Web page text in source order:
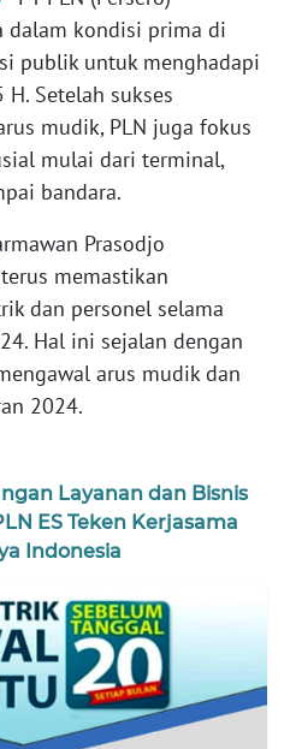
dalam kondisi prima di
publik untuk menghadapi
Setelah sukses
mudik, PLN juga fokus
mulai dari terminal,
bandara.
Prasodjo
memastikan
dan personel selama
Hal ini sejalan dengan
arus mudik dan
2024.
Layanan dan Bisnis
ES Teken Kerjasama
Indonesia